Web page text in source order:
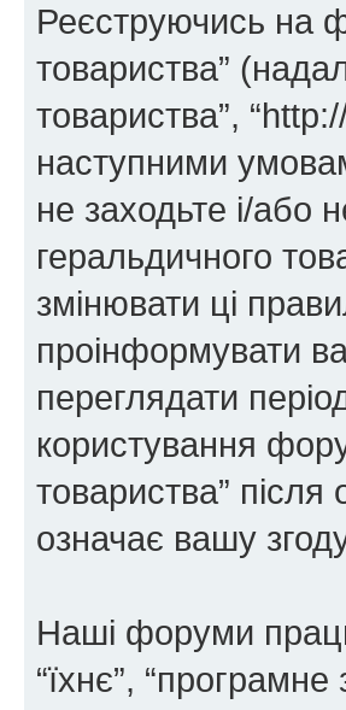
Реєструючись на
товариства”
товариства”,
наступними
не заходьте і/або
геральдичного
змінювати ці
проінформувати
переглядати
користування
товариства”
означає вашу
Наші форуми
“їхнє”,